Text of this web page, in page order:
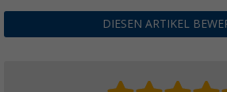
DIESEN ARTIKEL